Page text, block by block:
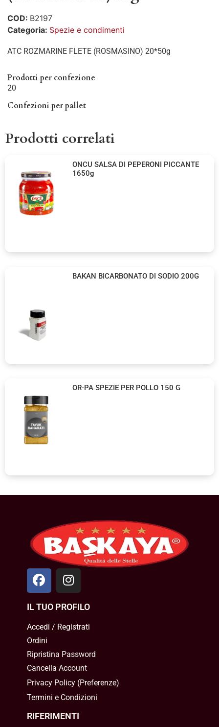
COD: B2197
Categoria: Spezie e condimenti
ATC ROZMARINE FLETE (ROSMASINO) 20*50g
Prodotti per confezione
20
Confezioni per pallet
Prodotti correlati
ONCU SALSA DI PEPERONI PICCANTE
1650g
BAKAN BICARBONATO DI SODIO 200G
OR-PA SPEZIE PER POLLO 150 G
IL TUO PROFILO
Accedi / Registrati
Ordini
Ripristina Password
Cancella Account
Privacy Policy(Preferenze)
Termini e Condizioni
RIFERIMENTI